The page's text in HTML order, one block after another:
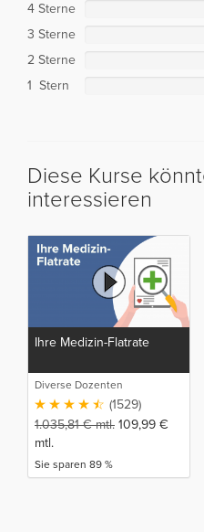
4 Sterne
3 Sterne
2 Sterne
1 Stern
Diese Kurse
interessieren
Ihre Medizin-Flatrate
Diverse Dozenten
(1529)
1.035,81€mtl. 109,99 €
mtl.
Sie sparen 89 %